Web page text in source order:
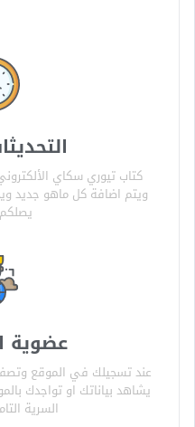
كتاب تيوري سكاي
ويتم اضافة كل ماهو جديد
عضوية
عند تسجيلك في الموقع
يشاهد بياناتك او تواجدك
السرية